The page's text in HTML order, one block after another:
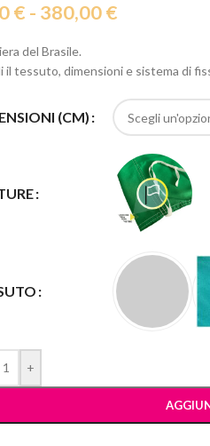
€ - 380,00€
del Brasile.
il tessuto, dimensioni e sistema di
(CM)
+